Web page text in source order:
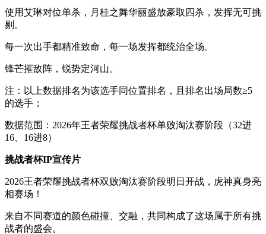
使用艾琳对位单杀，月桂之舞华丽盛放豪取四杀，发挥无可挑
剔。
每一次出手都精准致命，每一场发挥都统治全场。
锋芒摧敌阵，锐势定河山。
注：以上数据排名为该选手同位置排名，且排名出场局数≥5
的选手；
数据范围：2026年王者荣耀挑战者杯单败淘汰赛阶段（32进
16、16进8）
挑战者杯IP宣传片
2026王者荣耀挑战者杯双败淘汰赛阶段明日开战，虎神真身亮
相赛场！
来自不同赛道的颜色碰撞、交融，共同构成了这场属于所有挑
战者的盛会。